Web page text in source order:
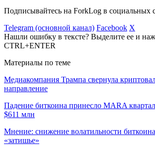
Подписывайтесь на ForkLog в социальных
Telegram (основной канал) Facebook X
Нашли ошибку в тексте? Выделите ее и
CTRL+ENTER
Материалы по теме
Медиакомпания Трампа свернула
направление
Падение биткоина принесло MARA
$611 млн
Мнение: снижение волатильности биткоина
«затишье»